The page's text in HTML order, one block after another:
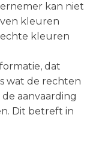
kan niet
kleuren
kleuren
dat
wat de rechten
aanvaarding
Dit betreft in